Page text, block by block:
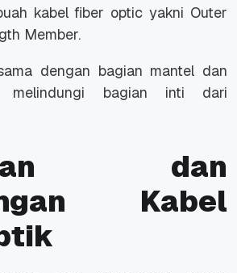
kabel fiber optic yakni Outer
Member.
dengan bagian mantel dan
melindungi bagian inti dari
dan
Kabel